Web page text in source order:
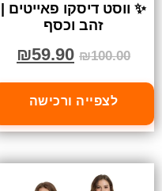
✨ ווסט דיסקו פאייטים |
זהב וכסף
₪100.00
₪59.90
לצפייה ורכישה